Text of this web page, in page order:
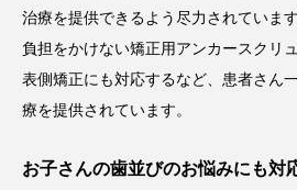
治療を提供できるよう尽力されていま
負担をかけない矯正用アンカースクリ
表側矯正にも対応するなど、患者さん
療を提供されています。
お子さんの歯並びのお悩みにも対